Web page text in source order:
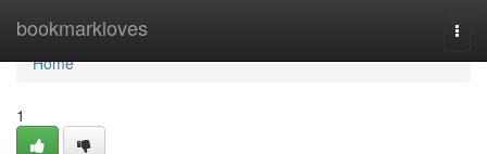
bookmarkloves
Home
Home
1